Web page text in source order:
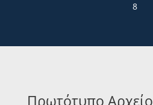
8
Πρωτότυπο Αρχείο